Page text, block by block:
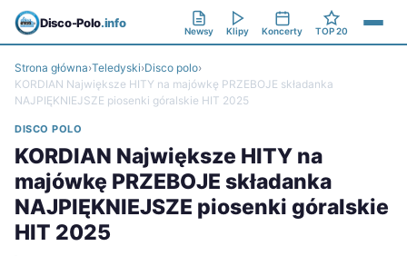
Disco-Polo.info
Newsy Klipy Koncerty TOP 20
Strona główna›Teledyski›Disco polo›
KORDIAN Największe HITY na majówkę PRZEBOJE składanka
NAJPIĘKNIEJSZE piosenki góralskie HIT 2025
DISCO POLO
KORDIAN Największe HITY na
majówkę PRZEBOJE składanka
NAJPIĘKNIEJSZE piosenki góralskie
HIT 2025